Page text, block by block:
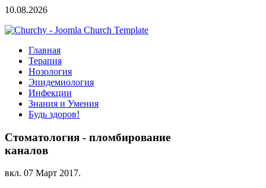
10.08.2026
Главная
Терапия
Нозология
Эпидемиология
Инфекции
Знания и Умения
Будь здоров!
Стоматология - пломбирование
каналов
вкл. 07 Март 2017.